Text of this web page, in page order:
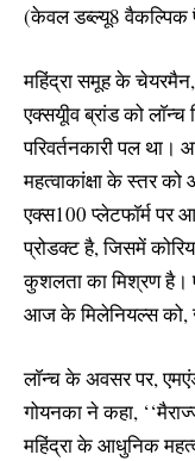
(केवल डब्ल्यू8
महिंद्रा समूह के
एक्सयूीव ब्रांड को लाॅन्च
परिवर्तनकारी पल
महत्वाकांक्षा के स्तर
एक्स100 प्लेटफाॅर्म पर
प्रोडक्ट है, जिसमें
कुशलता का मिश्रण है।
आज के मिलेनियल्स को,
लाॅन्च के अवसर पर,
गोयनका ने कहा,
महिंद्रा के आधुनिक